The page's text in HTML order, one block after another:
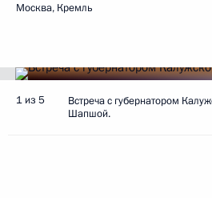
Москва, Кремль
1 из 5
Встреча с губернатором
Шапшой.